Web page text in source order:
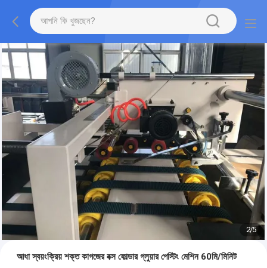
2/5
আধা স্বয়ংক্রিয় শক্ত কাগজের বক্স ফোল্ডার গ্লুয়ার পেস্টিং মেশিন 60মি/মিনিট